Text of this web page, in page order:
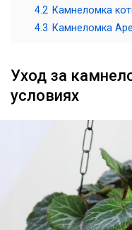
4.2 Камнеломка
4.3 Камнеломка
Уход за
условиях